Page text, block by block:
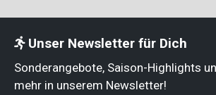
Unser Newsletter für Dich
Sonderangebote, Saison-Highlights
mehr in unserem Newsletter!